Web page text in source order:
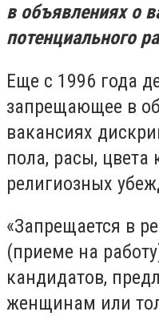
в объявлениях о
потенциального
Еще с 1996 года
запрещающее в
вакансиях
пола, расы, цвета
религиозных
«Запрещается в
(приеме на
кандидатов,
женщинам или